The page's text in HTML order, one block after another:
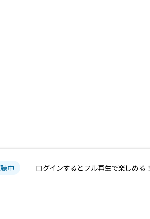
中 ログインするとフル再生で楽しめる！